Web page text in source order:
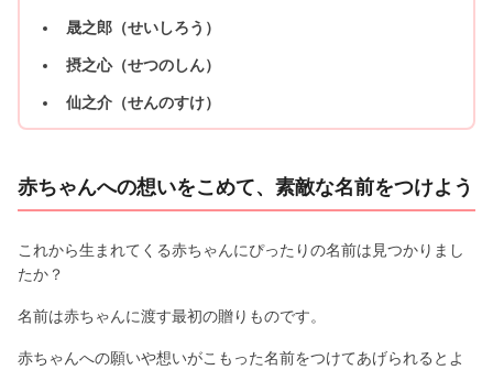
晟之郎（せいしろう）
摂之心（せつのしん）
仙之介（せんのすけ）
赤ちゃんへの想いをこめて、素敵な名前をつけよう
これから生まれてくる赤ちゃんにぴったりの名前は見つかりまし
たか？
名前は赤ちゃんに渡す最初の贈りものです。
赤ちゃんへの願いや想いがこもった名前をつけてあげられるとよ